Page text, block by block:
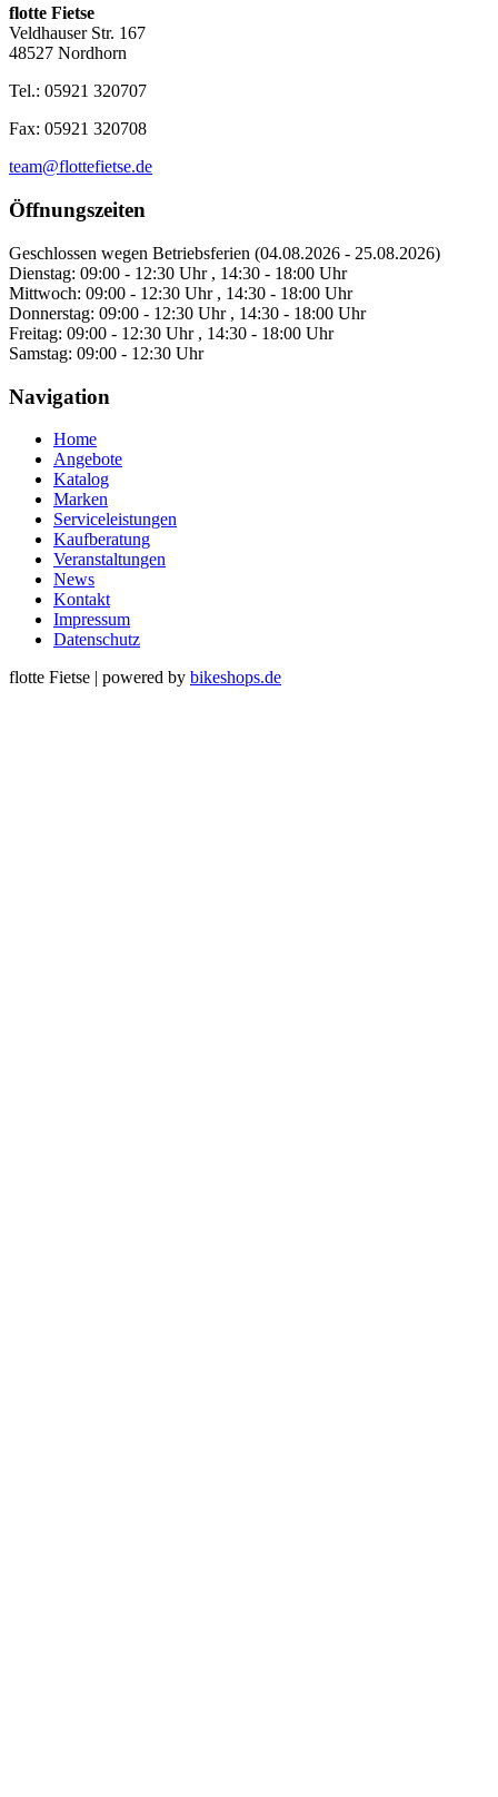
flotte Fietse
Veldhauser Str. 167
48527 Nordhorn
Tel.: 05921 320707
Fax: 05921 320708
team@flottefietse.de
Öffnungszeiten
Geschlossen wegen Betriebsferien (04.08.2026 - 25.08.2026)
Dienstag: 09:00 - 12:30 Uhr , 14:30 - 18:00 Uhr
Mittwoch: 09:00 - 12:30 Uhr , 14:30 - 18:00 Uhr
Donnerstag: 09:00 - 12:30 Uhr , 14:30 - 18:00 Uhr
Freitag: 09:00 - 12:30 Uhr , 14:30 - 18:00 Uhr
Samstag: 09:00 - 12:30 Uhr
Navigation
Home
Angebote
Katalog
Marken
Serviceleistungen
Kaufberatung
Veranstaltungen
News
Kontakt
Impressum
Datenschutz
flotte Fietse | powered by bikeshops.de